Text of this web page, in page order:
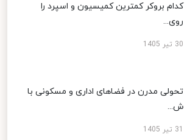
کدام بروکر کمترین کمیسیون و اسپرد را
روی...
30 تیر 1405
تحولی مدرن در فضاهای اداری و مسکونی با
ش...